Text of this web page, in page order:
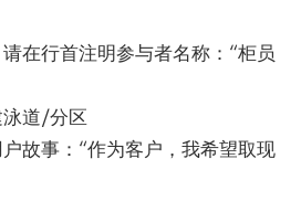
在行首注明参与者名称：“柜员
道/分区
故事：“作为客户，我希望取现